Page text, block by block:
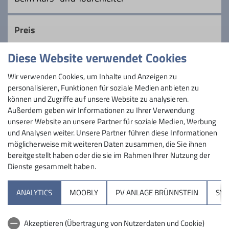
gemütliche Einkehr ist normalerweise
Details
Preis
Maximale Teilnehmeranzahl
15
Sektion
Diese Website verwendet Cookies
Wir verwenden Cookies, um Inhalte und Anzeigen zu
personalisieren, Funktionen für soziale Medien anbieten zu
können und Zugriffe auf unsere Website zu analysieren.
Außerdem geben wir Informationen zu Ihrer Verwendung
unserer Website an unsere Partner für soziale Medien, Werbung
und Analysen weiter. Unsere Partner führen diese Informationen
möglicherweise mit weiteren Daten zusammen, die Sie ihnen
bereitgestellt haben oder die sie im Rahmen Ihrer Nutzung der
Dienste gesammelt haben.
ANALYTICS MOOBLY PV ANLAGE BRÜNNSTEIN
Akzeptieren (Übertragung von Nutzerdaten und Cookie)